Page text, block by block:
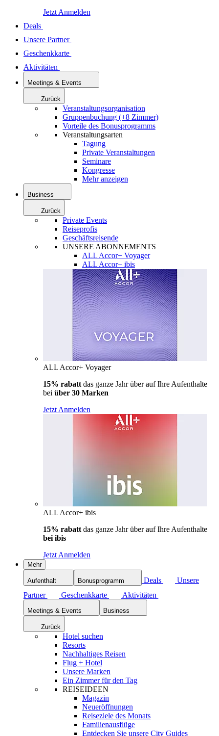
Jetzt Anmelden
Deals
Unsere Partner
Geschenkkarte
Aktivitäten
Meetings & Events
Zurück
Veranstaltungsorganisation
Gruppenbuchung (+8 Zimmer)
Vorteile des Bonusprogramms
Veranstaltungsarten
Tagung
Private Veranstaltungen
Seminare
Kongresse
Mehr anzeigen
Business
Zurück
Private Events
Reiseprofis
Geschäftsreisende
UNSERE ABONNEMENTS
ALL Accor+ Voyager
ALL Accor+ ibis
ALL Accor+ Voyager
15% rabatt das ganze Jahr über auf Ihre Aufenthalte
bei über 30 Marken
Jetzt Anmelden
ALL Accor+ ibis
15% rabatt das ganze Jahr über auf Ihre Aufenthalte
bei ibis
Jetzt Anmelden
Mehr
Aufenthalt Bonusprogramm Deals
Unsere
Partner
Geschenkkarte Aktivitäten
Meetings & Events Business
Zurück
Hotel suchen
Resorts
Nachhaltiges Reisen
Flug + Hotel
Unsere Marken
Ein Zimmer für den Tag
REISEIDEEN
Magazin
Neueröffnungen
Reiseziele des Monats
Familienausflüge
Entdecken Sie unsere City Guides